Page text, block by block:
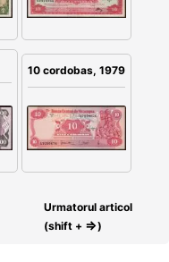
10 cordobas, 1979
Urmatorul articol
(shift + ⇒)